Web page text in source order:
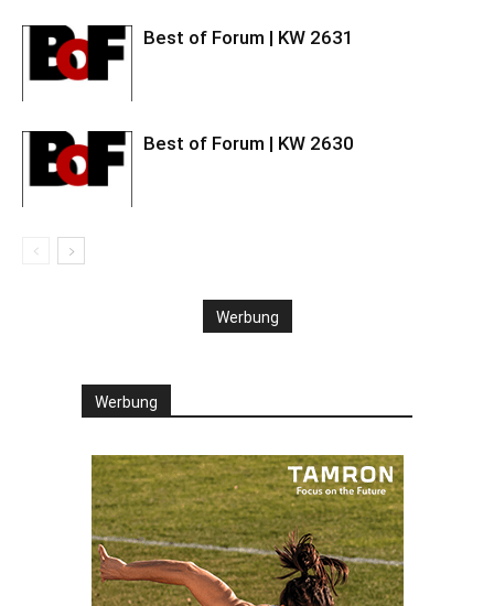
Best of Forum | KW 2631
Best of Forum | KW 2630
Werbung
Werbung